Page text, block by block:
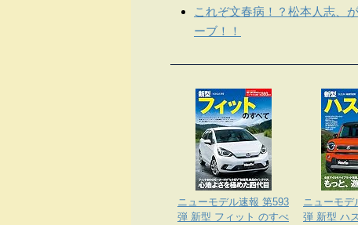
これぞ文春病！？松本人志、
ーブ！！
ニューモデル速報 第593
弾 新型 フィット のすべ
ニューモデ
弾 新型 ハ